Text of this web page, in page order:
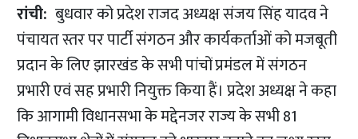
रांची:बुधवार को प्रदेश राजद अध्यक्ष संजय सिंह यादव ने
पंचायत स्तर पर पार्टी संगठन और कार्यकर्ताओं को मजबूती
प्रदान के लिए झारखंड के सभी पांचों प्रमंडल में संगठन
प्रभारी एवं सह प्रभारी नियुक्त किया हैं। प्रदेश अध्यक्ष ने कहा
कि आगामी विधानसभा के मद्देनजर राज्य के सभी 81